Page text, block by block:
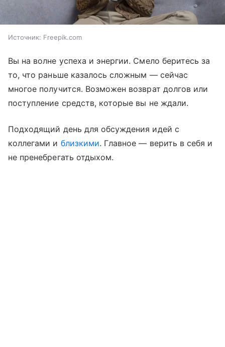
Источник: Freepik.com
Вы на волне успеха и энергии. Смело беритесь за
то, что раньше казалось сложным — сейчас
многое получится. Возможен возврат долгов или
поступление средств, которые вы не ждали.
Подходящий день для обсуждения идей с
коллегами и близкими. Главное — верить в себя и
не пренебрегать отдыхом.